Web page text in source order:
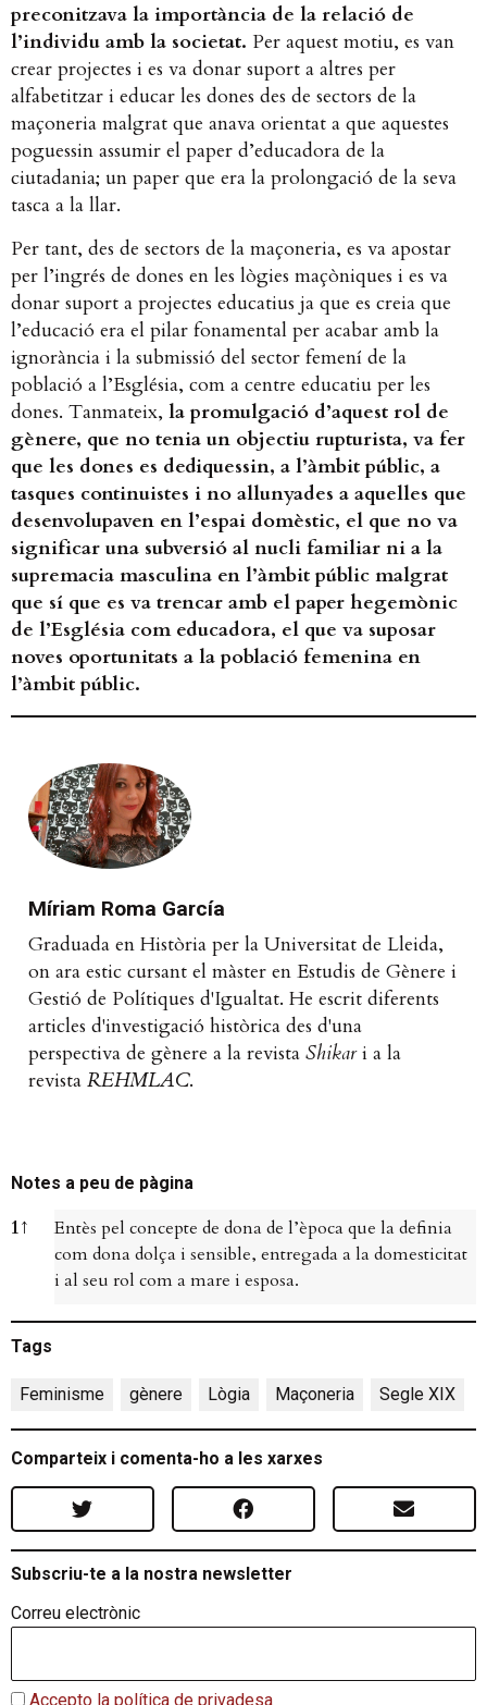
preconitzava la importància de la relació de
l’individu amb la societat. Per aquest motiu, es van
crear projectes i es va donar suport a altres per
alfabetitzar i educar les dones des de sectors de la
maçoneria malgrat que anava orientat a que aquestes
poguessin assumir el paper d’educadora de la
ciutadania; un paper que era la prolongació de la seva
tasca a la llar.
Per tant, des de sectors de la maçoneria, es va apostar
per l’ingrés de dones en les lògies maçòniques i es va
donar suport a projectes educatius ja que es creia que
l’educació era el pilar fonamental per acabar amb la
ignorància i la submissió del sector femení de la
població a l’Església, com a centre educatiu per les
dones. Tanmateix, la promulgació d’aquest rol de
gènere, que no tenia un objectiu rupturista, va fer
que les dones es dediquessin, a l’àmbit públic, a
tasques continuistes i no allunyades a aquelles que
desenvolupaven en l’espai domèstic, el que no va
significar una subversió al nucli familiar ni a la
supremacia masculina en l’àmbit públic malgrat
que sí que es va trencar amb el paper hegemònic
de l’Església com educadora, el que va suposar
noves oportunitats a la població femenina en
l’àmbit públic.
Míriam Roma García
Graduada en Història per la Universitat de Lleida,
on ara estic cursant el màster en Estudis de Gènere i
Gestió de Polítiques d'Igualtat. He escrit diferents
articles d'investigació històrica des d'una
perspectiva de gènere a la revista Shikari a la
revista REHMLAC.
Notes a peu de pàgina
Notes a peu de pàgina
1↑
Entès pel concepte de dona de l’època que la definia
com dona dolça i sensible, entregada a la domesticitat
i al seu rol com a mare i esposa.
Tags
Feminisme gènere Lògia Maçoneria Segle XIX
Comparteix i comenta-ho a les xarxes
Subscriu-te a la nostra newsletter
Correu electrònic
Accepto la política de privadesa